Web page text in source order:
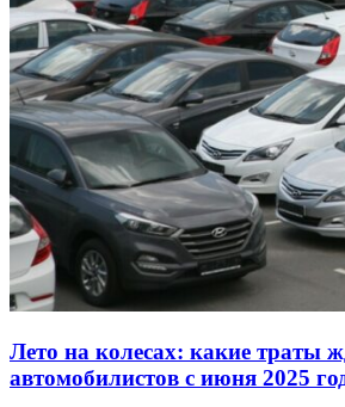
Лето на колесах: какие траты
автомобилистов с июня 2025